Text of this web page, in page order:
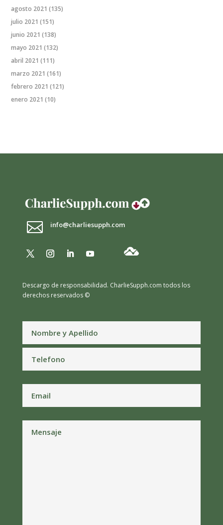
agosto 2021 (135)
julio 2021 (151)
junio 2021 (138)
mayo 2021 (132)
abril 2021 (111)
marzo 2021 (161)
febrero 2021 (121)
enero 2021 (10)
 info@charliesupph.com
Descargo de responsabilidad. CharlieSupph.com todos los
derechos reservados ©